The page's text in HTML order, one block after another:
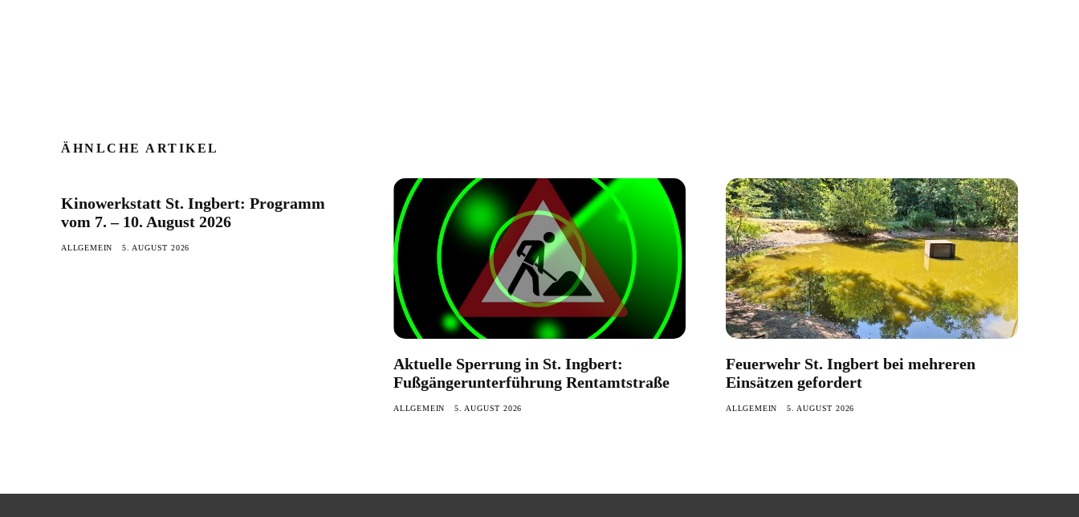
ÄHNLCHE ARTIKEL
Kinowerkstatt St. Ingbert: Programm
vom 7. – 10. August 2026
ALLGEMEIN 5. AUGUST 2026
Aktuelle Sperrung in St. Ingbert:
Fußgängerunterführung Rentamtstraße
ALLGEMEIN 5. AUGUST 2026
Feuerwehr St. Ingbert bei mehreren
Einsätzen gefordert
ALLGEMEIN 5. AUGUST 2026